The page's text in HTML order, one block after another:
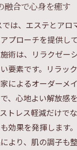
融合で心身を癒す
は、エステとアロ
プローチを提供し
術は、リラクゼー
要素です。リラッ
によるオーダーメ
、心地よい解放感
トレス軽減だけで
効果を発揮します
より、肌の調子も